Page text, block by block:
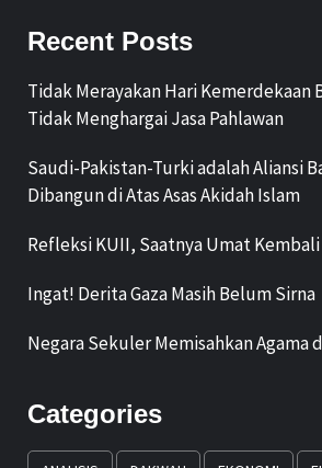
Recent Posts
Tidak Merayakan Hari Kemerdekaan
Tidak Menghargai Jasa Pahlawan
Saudi-Pakistan-Turki adalah Aliansi
Dibangun di Atas Asas Akidah Islam
Refleksi KUII, Saatnya Umat
Ingat! Derita Gaza Masih Belum Sirna
Negara Sekuler Memisahkan Agama
Categories